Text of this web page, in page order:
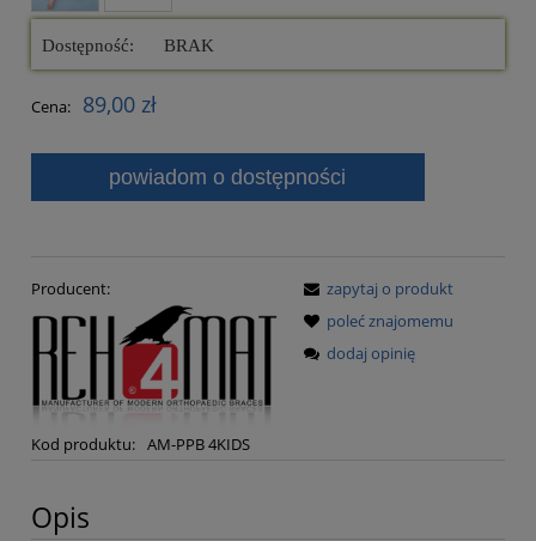
Dostępność: BRAK
Cena: 89,00 zł
powiadom o dostępności
Producent:
Kod produktu: AM-PPB 4KIDS
zapytaj o produkt
poleć znajomemu
dodaj opinię
Opis